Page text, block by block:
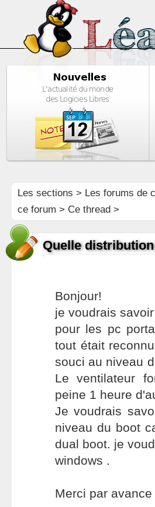
Les sections > Les forums de
ce forum > Ce thread >
Quelle
Bonjour!
je voudrais
pour les pc
tout était
souci au niveau
Le ventilateur
peine 1 heure
Je voudrais
niveau du boot
dual boot. je
windows .
Merci par